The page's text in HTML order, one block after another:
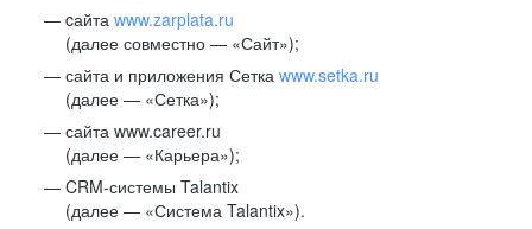
cайта www.zarplata.ru
(далее совместно — «Сайт»);
сайта и приложения Сетка www.setka.ru
(далее — «Сетка»);
сайта www.career.ru
(далее — «Карьера»);
CRM-системы Talantix
(далее — «Система Talantix»).